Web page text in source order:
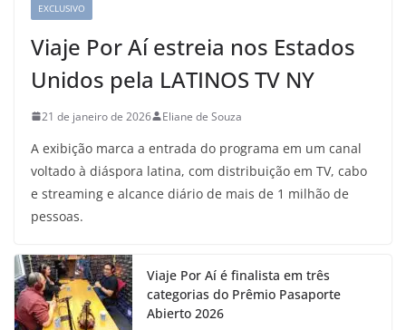
EXCLUSIVO
Viaje Por Aí estreia nos Estados
Unidos pela LATINOS TV NY
21 de janeiro de 2026 Eliane de Souza
A exibição marca a entrada do programa em um canal
voltado à diáspora latina, com distribuição em TV, cabo
e streaming e alcance diário de mais de 1 milhão de
pessoas.
Viaje Por Aí é finalista em três
categorias do Prêmio Pasaporte
Abierto 2026